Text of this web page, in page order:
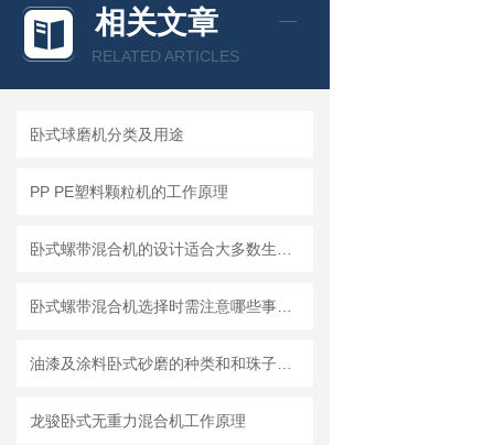
相关文章
RELATED ARTICLES
卧式球磨机分类及用途
PP PE塑料颗粒机的工作原理
龙骏卧式无重力混合机工作原理